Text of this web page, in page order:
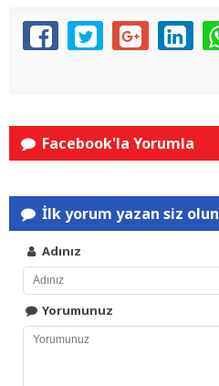
Facebook'la Yorumla
İlk yorum yazan siz olun
Adınız
Yorumunuz